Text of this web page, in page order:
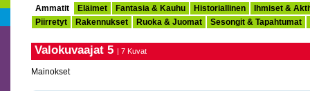
Ammatit Eläimet Fantasia & Kauhu Historiallinen
Ihmiset &
Piirretyt
Rakennukset Ruoka & Juomat Sesongit & Tapahtumat
Valokuvaajat 5 | 7 Kuvat
Mainokset